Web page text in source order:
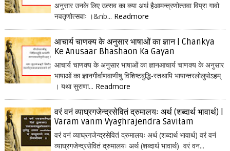
अनुसार उनके लिए उत्सव का क्या अर्थ हैआमन्त्रणोत्सवा विप्रा गावो
नवतृणोत्सवाः ।&nb... Readmore
आचार्य चाणक्य के अनुसार भाषाओं का ज्ञान | Chankya
Ke Anusaar Bhashaon Ka Gayan
आचार्य चाणक्य के अनुसार भाषाओं का ज्ञानआचार्य चाणक्य के अनुसार
भाषाओं का ज्ञानगीर्वाणवाणीषु विशिष्टबुद्धि-स्तथापि भाषान्तरलोलुपोऽहम्
। यथा सुराणा... Readmore
वरं वनं व्याघ्रगजेन्द्रसेवितं द्रुमालयः अर्थ (शब्दार्थ भावार्थ) |
Varam vanm Vyaghrajendra Savitam
वरं वनं व्याघ्रगजेन्द्रसेवितं द्रुमालयः अर्थ (शब्दार्थ भावार्थ) वरं वनं
व्याघ्रगजेन्द्रसेवितं द्रुमालयः अर्थ (शब्दार्थ भावार्थ) वरं वन...